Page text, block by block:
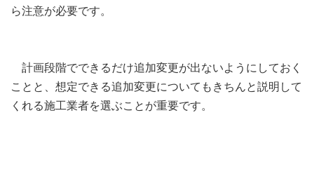
ら注意が必要です。
計画段階でできるだけ追加変更が出ないようにしておく
ことと、想定できる追加変更についてもきちんと説明して
くれる施工業者を選ぶことが重要です。